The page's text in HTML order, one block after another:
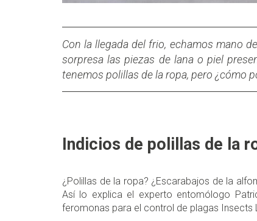
Con la llegada del frio, echamos mano
sorpresa las piezas de lana o piel
tenemos polillas de la ropa, pero ¿cómo
Indicios de polillas de la
¿Polillas de la ropa? ¿Escarabajos de la
Así lo explica el experto entomólogo
feromonas para el control de plagas Insects